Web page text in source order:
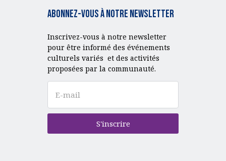
Abonnez-vous à notre Newsletter
Inscrivez-vous à notre newsletter
pour être informé des événements
culturels variés et des activités
proposées par la communauté.
S'inscrire